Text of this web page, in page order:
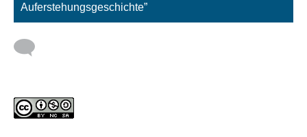
Auferstehungsgeschichte”